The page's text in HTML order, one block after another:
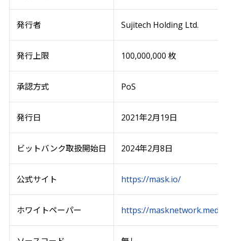
発行者 Sujitech Holding Ltd.
発行上限 100,000,000 枚
承認方式 PoS
発行日 2021年2月19日
ビットバンク取扱開始日 2024年2月8日
公式サイト https://mask.io/
ホワイトペーパー https://